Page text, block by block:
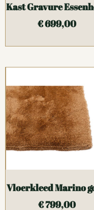
Kast Gravure
€699,00
Vloerkleed Marino
€799,00